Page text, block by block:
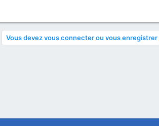
Vous devez vous connecter ou vous